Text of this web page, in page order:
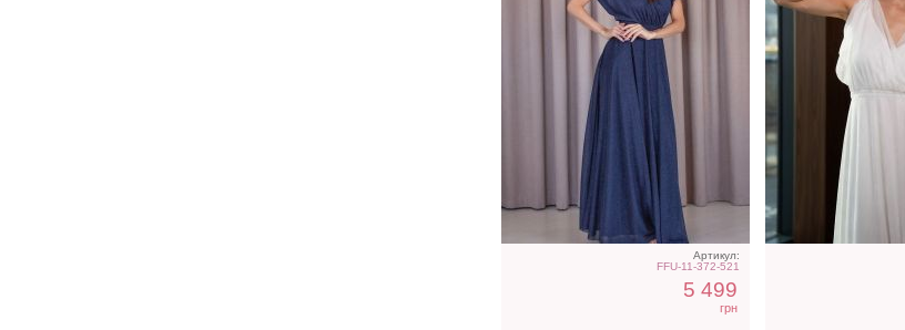
Артикул:
FFU-11-372-521
5 499
грн